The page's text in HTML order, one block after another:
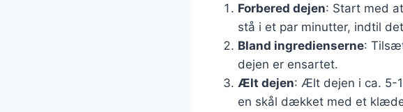
Forbered dejen: Start med
stå i et par minutter, indtil
Bland ingredienserne:
dejen er ensartet.
Ælt dejen: Ælt dejen i ca. 5-
en skål dækket med et